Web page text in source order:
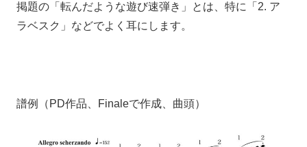
掲題の「転んだような遊び速弾き」とは、 特に
「2. ア
ラベスク」 などでよく耳にします。
譜例（PD作品、Finaleで作成、曲頭）